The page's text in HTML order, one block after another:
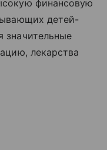
финансовую
детей-
значительные
лекарства